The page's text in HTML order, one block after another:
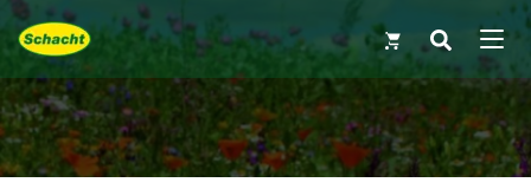
Skip
content
for: